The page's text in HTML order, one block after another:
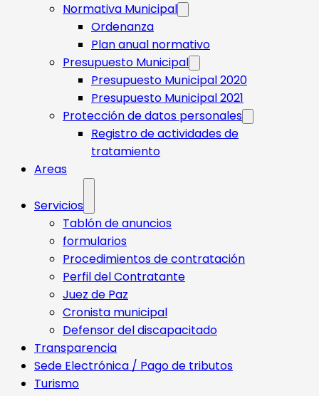
Normativa Municipal
Ordenanza
Plan anual normativo
Presupuesto Municipal
Presupuesto Municipal 2020
Presupuesto Municipal 2021
Protección de datos personales
Registro de actividades de
tratamiento
Areas
Servicios
Tablón de anuncios
formularios
Procedimientos de contratación
Perfil del Contratante
Juez de Paz
Cronista municipal
Defensor del discapacitado
Transparencia
Sede Electrónica / Pago de tributos
Turismo